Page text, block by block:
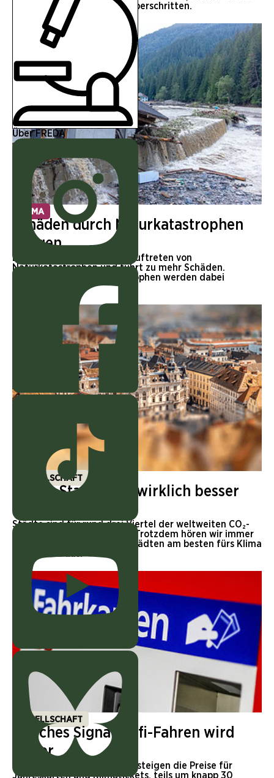
Über FREDA
drei Jahre hintereinander überschritten.
KLIMA
Schäden durch Naturkatastrophen
steigen
Die Klimakrise erhöht das Auftreten von
Naturkatastrophen und führt zu mehr Schäden.
Kleinere und lokale Katastrophen werden dabei
GESELLSCHAFT
Ist das Stadtleben wirklich besser
fürs Klima?
Städte sind für rund drei Viertel der weltweiten CO₂-
Emissionen verantwortlich. Trotzdem hören wir immer
wieder, dass das Leben in Städten am besten fürs Klima
ist. Stimmt das?
GESELLSCHAFT
Falsches Signal: Öffi-Fahren wird
teurer
In fast allen Bundesländern steigen die Preise für
Jahreskarten und Klimatickets, teils um knapp 30